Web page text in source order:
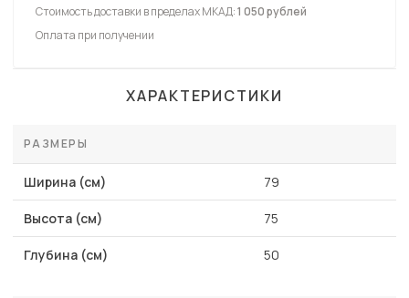
Стоимость доставки в пределах МКАД:1 050 рублей
Оплата при получении
ХАРАКТЕРИСТИКИ
РАЗМЕРЫ
Ширина (см) 79
Высота (см) 75
Глубина (см) 50